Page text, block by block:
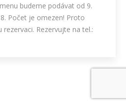
budeme podávat od 9.
Počet je omezen! Proto
Rezervujte na tel.: